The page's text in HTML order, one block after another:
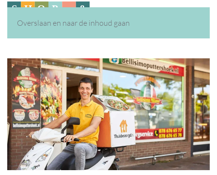
Overslaan en naar de inhoud gaan